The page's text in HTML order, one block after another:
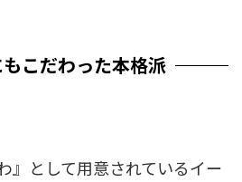
こだわった本格派
』として用意されているイー